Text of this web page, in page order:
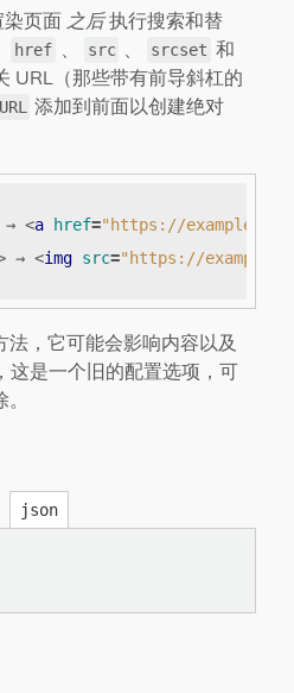
页面 之后执行搜索和替
href src srcset 和
URL（那些带有前导斜杠的
添加到前面以创建绝对
→ <a href="https://
→ <img src="https://
，它可能会影响内容以及
这是一个旧的配置选项，可
json